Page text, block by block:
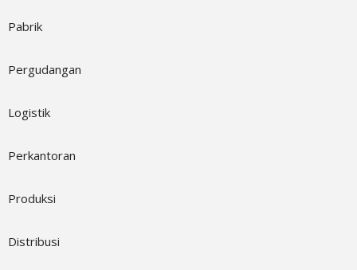
Pabrik
Pergudangan
Logistik
Perkantoran
Produksi
Distribusi